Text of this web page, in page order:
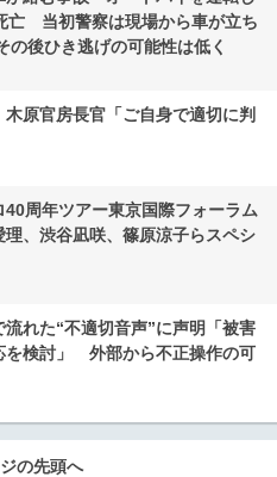
亡 当初警察は現場から車が立ち
の後ひき逃げの可能性は低く
原官房長官「ご自身で適切に判
周年ツアー東京国際フォーラム
、渋谷凪咲、篠原涼子らスペシ
れた“不適切音声”に声明「被害
を検討」 外部から不正操作の可
の先頭へ